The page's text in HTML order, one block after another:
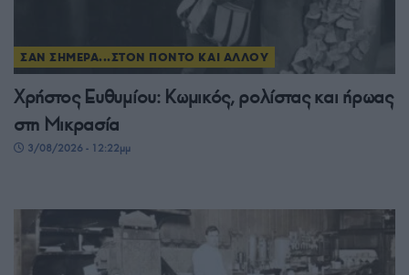
ΣΑΝ ΣΗΜΕΡΑ...ΣΤΟΝ ΠΟΝΤΟ ΚΑΙ ΑΛΛΟΥ
Χρήστος Ευθυμίου: Κωμικός, ρολίστας και ήρωας
στη Μικρασία
3/08/2026 - 12:22μμ